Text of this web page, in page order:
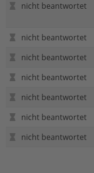
nicht beantwortet
nicht beantwortet
nicht beantwortet
nicht beantwortet
nicht beantwortet
nicht beantwortet
nicht beantwortet